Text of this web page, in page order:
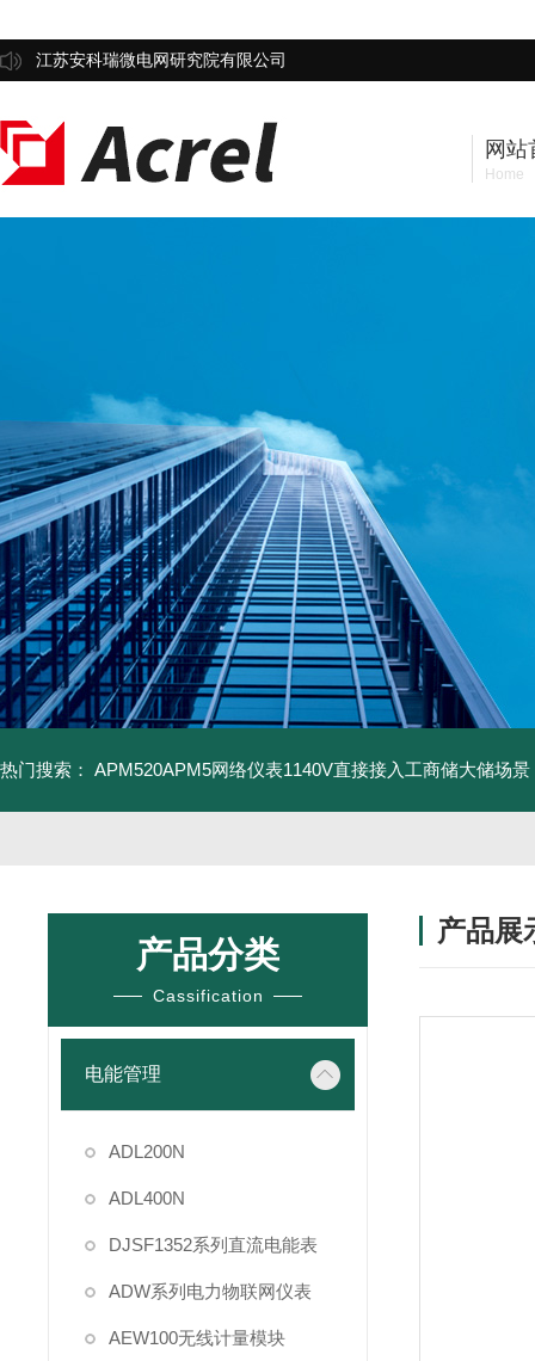
江苏安科瑞微电网研究院有限公司
网站
Home
热门搜索： APM520APM5网络仪表1140V直接接入工商储大储场景
产品分类
Cassification
电能管理
ADL200N
ADL400N
DJSF1352系列直流电能表
ADW系列电力物联网仪表
AEW100无线计量模块
产品展